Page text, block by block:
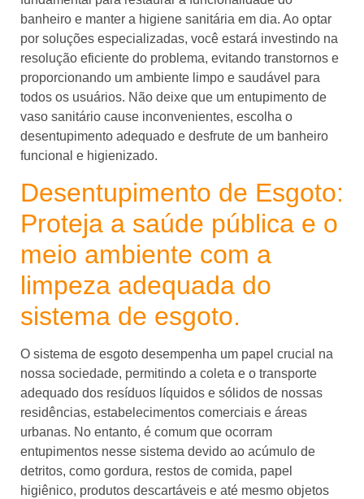
banheiro e manter a higiene sanitária em dia. Ao optar
por soluções especializadas, você estará investindo na
resolução eficiente do problema, evitando transtornos e
proporcionando um ambiente limpo e saudável para
todos os usuários. Não deixe que um entupimento de
vaso sanitário cause inconvenientes, escolha o
desentupimento adequado e desfrute de um banheiro
funcional e higienizado.
Desentupimento de Esgoto:
Proteja a saúde pública e o
meio ambiente com a
limpeza adequada do
sistema de esgoto.
O sistema de esgoto desempenha um papel crucial na
nossa sociedade, permitindo a coleta e o transporte
adequado dos resíduos líquidos e sólidos de nossas
residências, estabelecimentos comerciais e áreas
urbanas. No entanto, é comum que ocorram
entupimentos nesse sistema devido ao acúmulo de
detritos, como gordura, restos de comida, papel
higiênico, produtos descartáveis e até mesmo objetos